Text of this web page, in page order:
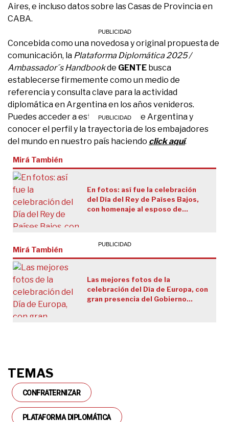
Aires, e incluso datos sobre las Casas de Provincia en
CABA.
Concebida como una novedosa y original propuesta de
comunicación, la Plataforma Diplomática 2025 /
Ambassador´s Handbookde GENTE busca
establecerse firmemente como un medio de
referencia y consulta clave para la actividad
diplomática en Argentina en los años venideros.
Puedes acceder a esta guía 2025 de Argentina y
conocer el perfil y la trayectoria de los embajadores
del mundo en nuestro país haciendo click aquí.
Mirá También
En fotos: así fue la celebración
del Día del Rey de Países Bajos,
con homenaje al esposo de
Mirá También
Las mejores fotos de la
celebración del Día de Europa, con
gran presencia del Gobierno
TEMAS
CONFRATERNIZAR
PLATAFORMA DIPLOMÁTICA